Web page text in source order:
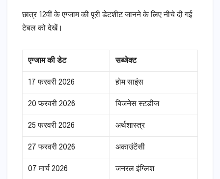
छात्र 12वीं के एग्जाम की पूरी डेटशीट जानने के लिए नीचे दी गई
टेबल को देखें।
एग्जाम की डेट सब्जेक्ट
17 फरवरी 2026 होम साइंस
20 फरवरी 2026 बिजनेस स्टडीज
25 फरवरी 2026 अर्थशास्त्र
27 फरवरी 2026 अकाउंटेंसी
07 मार्च 2026 जनरल इंग्लिश